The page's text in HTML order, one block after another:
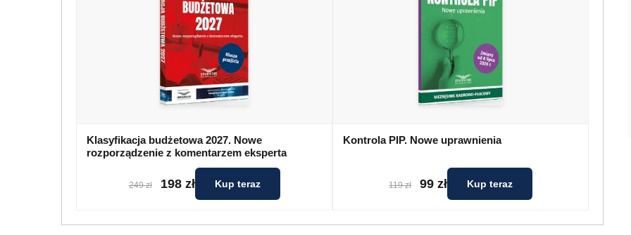
Klasyfikacja budżetowa 2027. Nowe
rozporządzenie z komentarzem eksperta
249 zł 198 zł Kup teraz
Kontrola PIP. Nowe uprawnienia
119 zł 99 zł Kup teraz